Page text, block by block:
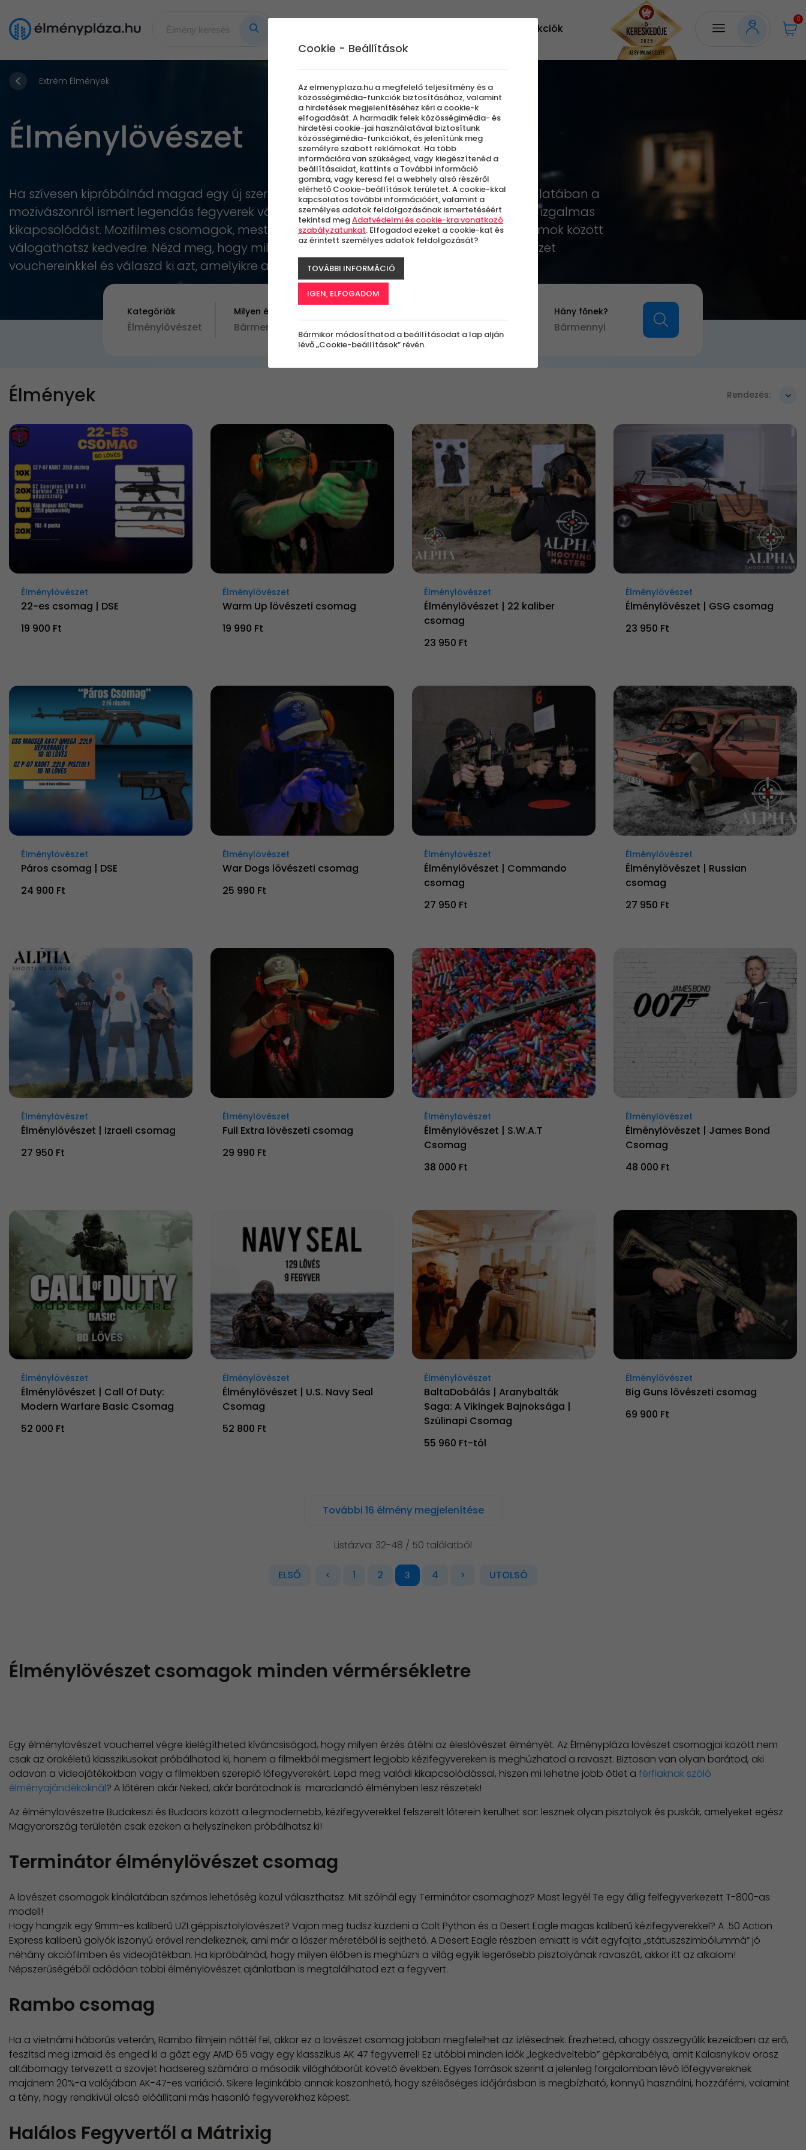
Akciók
0
Extrém Élmények
Élménylövészet
Ha szívesen kipróbálnád magad egy új szerepben, az élménypláza extrém élmények kínálatában a
mozivászonról ismert legendás fegyverek várnak, hogy felfedezd az élménylövészet adta izgalmas
kikapcsolódást. Mozifilmes csomagok, mesterlövész puskák és további változatos programok között
válogathatsz kedvedre. Nézd meg, hogy milyen lőfegyvereket próbálhatsz ki élménylövészet
vouchereinkkel és válaszd ki azt, amelyikre a leginkább vágysz!
Kategóriák
Élménylövészet
Milyen értékben?
Bármennyi
élmény?
Bárkinek
Hány főnek?
Bármennyi
Élmények Rendezés:
Élménylövészet
22-es csomag | DSE
19 900 Ft
Élménylövészet
Warm Up lövészeti csomag
19 990 Ft
Élménylövészet
Élménylövészet | 22 kaliber
csomag
23 950 Ft
Élménylövészet
Élménylövészet | GSG csomag
23 950 Ft
Élménylövészet
Páros csomag | DSE
24 900 Ft
Élménylövészet
War Dogs lövészeti csomag
25 990 Ft
Élménylövészet
Élménylövészet | Commando
csomag
27 950 Ft
Élménylövészet
Élménylövészet | Russian
csomag
27 950 Ft
Élménylövészet
Élménylövészet | Izraeli csomag
27 950 Ft
Élménylövészet
Full Extra lövészeti csomag
29 990 Ft
Élménylövészet
Élménylövészet | S.W.A.T
Csomag
38 000 Ft
Élménylövészet
Élménylövészet | James Bond
Csomag
48 000 Ft
Élménylövészet
Élménylövészet | Call Of Duty:
Modern Warfare Basic Csomag
52 000 Ft
Élménylövészet
Élménylövészet | U.S. Navy Seal
Csomag
52 800 Ft
Élménylövészet
BaltaDobálás | Aranybalták
Saga: A Vikingek Bajnoksága |
Szülinapi Csomag
55 960 Ft-tól
Élménylövészet
Big Guns lövészeti csomag
69 900 Ft
További 16 élmény megjelenítése
Listázva: 32-48 / 50 találatból
ELSŐ < 1 2 3 4 > UTOLSÓ
Élménylövészet csomagok minden vérmérsékletre
Egy élménylövészet voucherrel végre kielégítheted kíváncsiságod, hogy milyen érzés átélni az éleslövészet élményét. Az Élménypláza lövészet csomagjai között nem
csak az örökéletű klasszikusokat próbálhatod ki, hanem a filmekből megismert legjobb kézifegyvereken is meghúzhatod a ravaszt. Biztosan van olyan barátod, aki
odavan a videojátékokban vagy a filmekben szereplő lőfegyverekért. Lepd meg valódi kikapcsolódással, hiszen mi lehetne jobb ötlet a férfiaknak szóló
élményajándékoknál? A lőtéren akár Neked, akár barátodnak is maradandó élményben lesz részetek!
Az élménylövészetre Budakeszi és Budaörs között a legmodernebb, kézifegyverekkel felszerelt lőterein kerülhet sor: lesznek olyan pisztolyok és puskák, amelyeket egész
Magyarország területén csak ezeken a helyszíneken próbálhatsz ki!
Terminátor élménylövészet csomag
A lövészet csomagok kínálatában számos lehetőség közül választhatsz. Mit szólnál egy Terminátor csomaghoz? Most legyél Te egy állig felfegyverkezett T-800-as
modell!
Hogy hangzik egy 9mm-es kaliberű UZI géppisztolylövészet? Vajon meg tudsz küzdeni a Colt Python és a Desert Eagle magas kaliberű kézifegyverekkel? A .50 Action
Express kaliberű golyók iszonyú erővel rendelkeznek, ami már a lőszer méretéből is sejthető. A Desert Eagle részben emiatt is vált egyfajta „státuszszimbólummá” jó
néhány akciófilmben és videojátékban. Ha kipróbálnád, hogy milyen élőben is meghúzni a világ egyik legerősebb pisztolyának ravaszát, akkor itt az alkalom!
Népszerűségéből adódóan többi élménylövészet ajánlatban is megtalálhatod ezt a fegyvert.
Rambo csomag
Ha a vietnámi háborús veterán, Rambo filmjein nőttél fel, akkor ez a lövészet csomag jobban megfelelhet az ízlésednek. Érezheted, ahogy összegyűlik kezeidben az erő,
feszítsd meg izmaid és enged ki a gőzt egy AMD 65 vagy egy klasszikus AK 47 fegyverrel! Ez utóbbi minden idők „legkedveltebb” gépkarabélya, amit Kalasnyikov orosz
altábornagy tervezett a szovjet hadsereg számára a második világháborút követő években. Egyes források szerint a jelenleg forgalomban lévő lőfegyvereknek
majdnem 20%-a valójában AK-47-es variáció. Sikere leginkább annak köszönhető, hogy szélsőséges időjárásban is megbízható, könnyű használni, hozzáférni, valamint
a tény, hogy rendkívül olcsó előállítani más hasonló fegyverekhez képest.
Halálos Fegyvertől a Mátrixig
Cookie - Beállítások
Az elmenyplaza.hu a megfelelő teljesítmény és a
közösségimédia-funkciók biztosításához, valamint
a hirdetések megjelenítéséhez kéri a cookie-k
elfogadását. A harmadik felek közösségimédia- és
hirdetési cookie-jai használatával biztosítunk
közösségimédia-funkciókat, és jelenítünk meg
személyre szabott reklámokat. Ha több
információra van szükséged, vagy kiegészítenéd a
beállításaidat, kattints a További információ
gombra, vagy keresd fel a webhely alsó részéről
elérhető Cookie-beállítások területet. A cookie-kkal
kapcsolatos további információért, valamint a
személyes adatok feldolgozásának ismertetéséért
tekintsd megAdatvédelmi és cookie-kra vonatkozó
szabályzatunkat. Elfogadod ezeket a cookie-kat és
az érintett személyes adatok feldolgozását?
TOVÁBBI INFORMÁCIÓ
IGEN, ELFOGADOM
Bármikor módosíthatod a beállításodat a lap alján
lévő „Cookie-beállítások” révén.